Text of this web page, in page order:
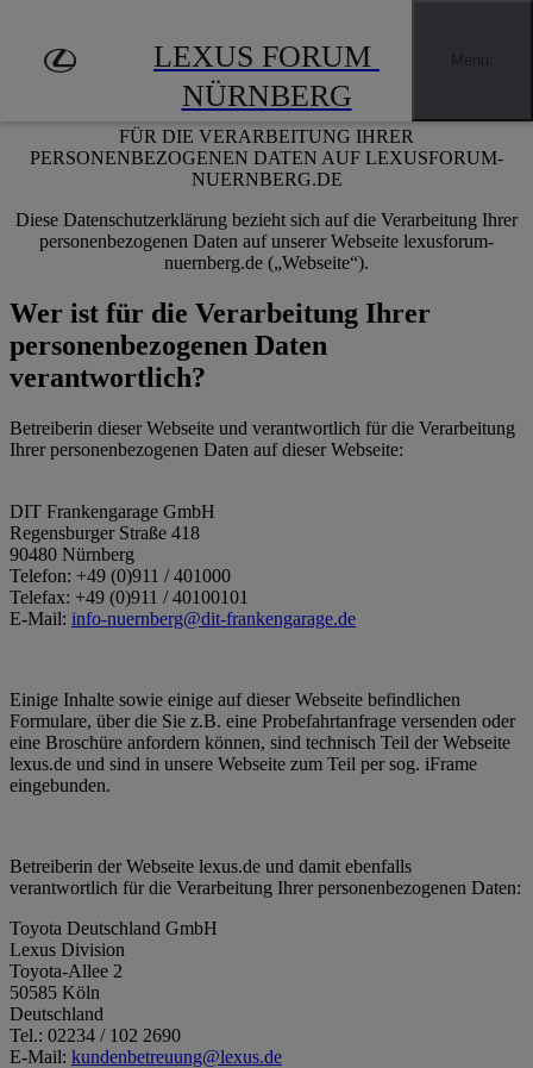
LEXUS FORUM
NÜRNBERG
Datenschutzerklärung
FÜR DIE VERARBEITUNG IHRER
PERSONENBEZOGENEN DATEN AUF LEXUSFORUM-
NUERNBERG.DE
Diese Datenschutzerklärung bezieht sich auf die Verarbeitung Ihrer
personenbezogenen Daten auf unserer Webseite lexusforum-
nuernberg.de („Webseite“).
Wer ist für die Verarbeitung Ihrer
personenbezogenen Daten
verantwortlich?
Betreiberin dieser Webseite und verantwortlich für die Verarbeitung
Ihrer personenbezogenen Daten auf dieser Webseite:
DIT Frankengarage GmbH
Regensburger Straße 418
90480 Nürnberg
Telefon: +49 (0)911 / 401000
Telefax: +49 (0)911 / 40100101
E-Mail: info-nuernberg@dit-frankengarage.de
Einige Inhalte sowie einige auf dieser Webseite befindlichen
Formulare, über die Sie z.B. eine Probefahrtanfrage versenden oder
eine Broschüre anfordern können, sind technisch Teil der Webseite
lexus.de und sind in unsere Webseite zum Teil per sog. iFrame
eingebunden.
Betreiberin der Webseite lexus.de und damit ebenfalls
verantwortlich für die Verarbeitung Ihrer personenbezogenen Daten:
Toyota Deutschland GmbH
Lexus Division
Toyota-Allee 2
50585 Köln
Deutschland
Tel.: 02234 / 102 2690
E-Mail: kundenbetreuung@lexus.de